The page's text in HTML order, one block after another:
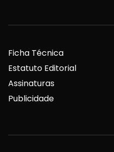
Ficha Técnica
Estatuto Editorial
Assinaturas
Publicidade